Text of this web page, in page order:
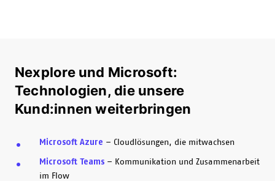
Nexplore und Microsoft:
Technologien, die unsere
Kund:innen weiterbringen
Microsoft Azure – Cloudlösungen, die mitwachsen
Microsoft Teams – Kommunikation und Zusammenarbeit
im Flow